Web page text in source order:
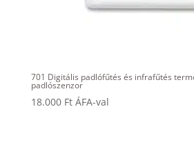
701 Digitális padlófűtés és infrafűtés
padlószenzor
18.000 Ft ÁFA-val